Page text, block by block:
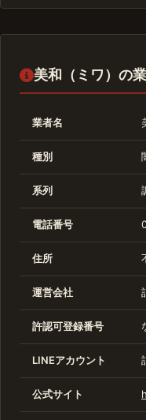
美和（ミワ）の
業者名
種別
系列
電話番号
住所
運営会社
許認可登録番号
LINEアカウント
公式サイト